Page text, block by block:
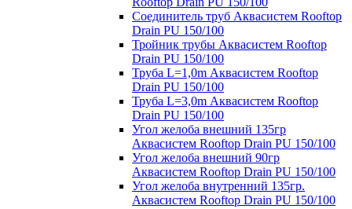
Соединитель труб Аквасистем Rooftop
Drain PU 150/100
Тройник трубы Аквасистем Rooftop
Drain PU 150/100
Труба L=1,0m Аквасистем Rooftop
Drain PU 150/100
Труба L=3,0m Аквасистем Rooftop
Drain PU 150/100
Угол желоба внешний 135гр
Аквасистем Rooftop Drain PU 150/100
Угол желоба внешний 90гр
Аквасистем Rooftop Drain PU 150/100
Угол желоба внутренний 135гр.
Аквасистем Rooftop Drain PU 150/100